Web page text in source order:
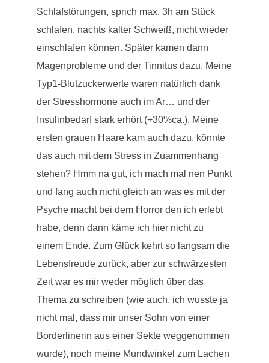
Schlafstörungen, sprich max. 3h am Stück
schlafen, nachts kalter Schweiß, nicht wieder
einschlafen können. Später kamen dann
Magenprobleme und der Tinnitus dazu. Meine
Typ1-Blutzuckerwerte waren natürlich dank
der Stresshormone auch im Ar… und der
Insulinbedarf stark erhört (+30%ca.). Meine
ersten grauen Haare kam auch dazu, könnte
das auch mit dem Stress in Zuammenhang
stehen? Hmm na gut, ich mach mal nen Punkt
und fang auch nicht gleich an was es mit der
Psyche macht bei dem Horror den ich erlebt
habe, denn dann käme ich hier nicht zu
einem Ende. Zum Glück kehrt so langsam die
Lebensfreude zurück, aber zur schwärzesten
Zeit war es mir weder möglich über das
Thema zu schreiben (wie auch, ich wusste ja
nicht mal, dass mir unser Sohn von einer
Borderlinerin aus einer Sekte weggenommen
wurde), noch meine Mundwinkel zum Lachen